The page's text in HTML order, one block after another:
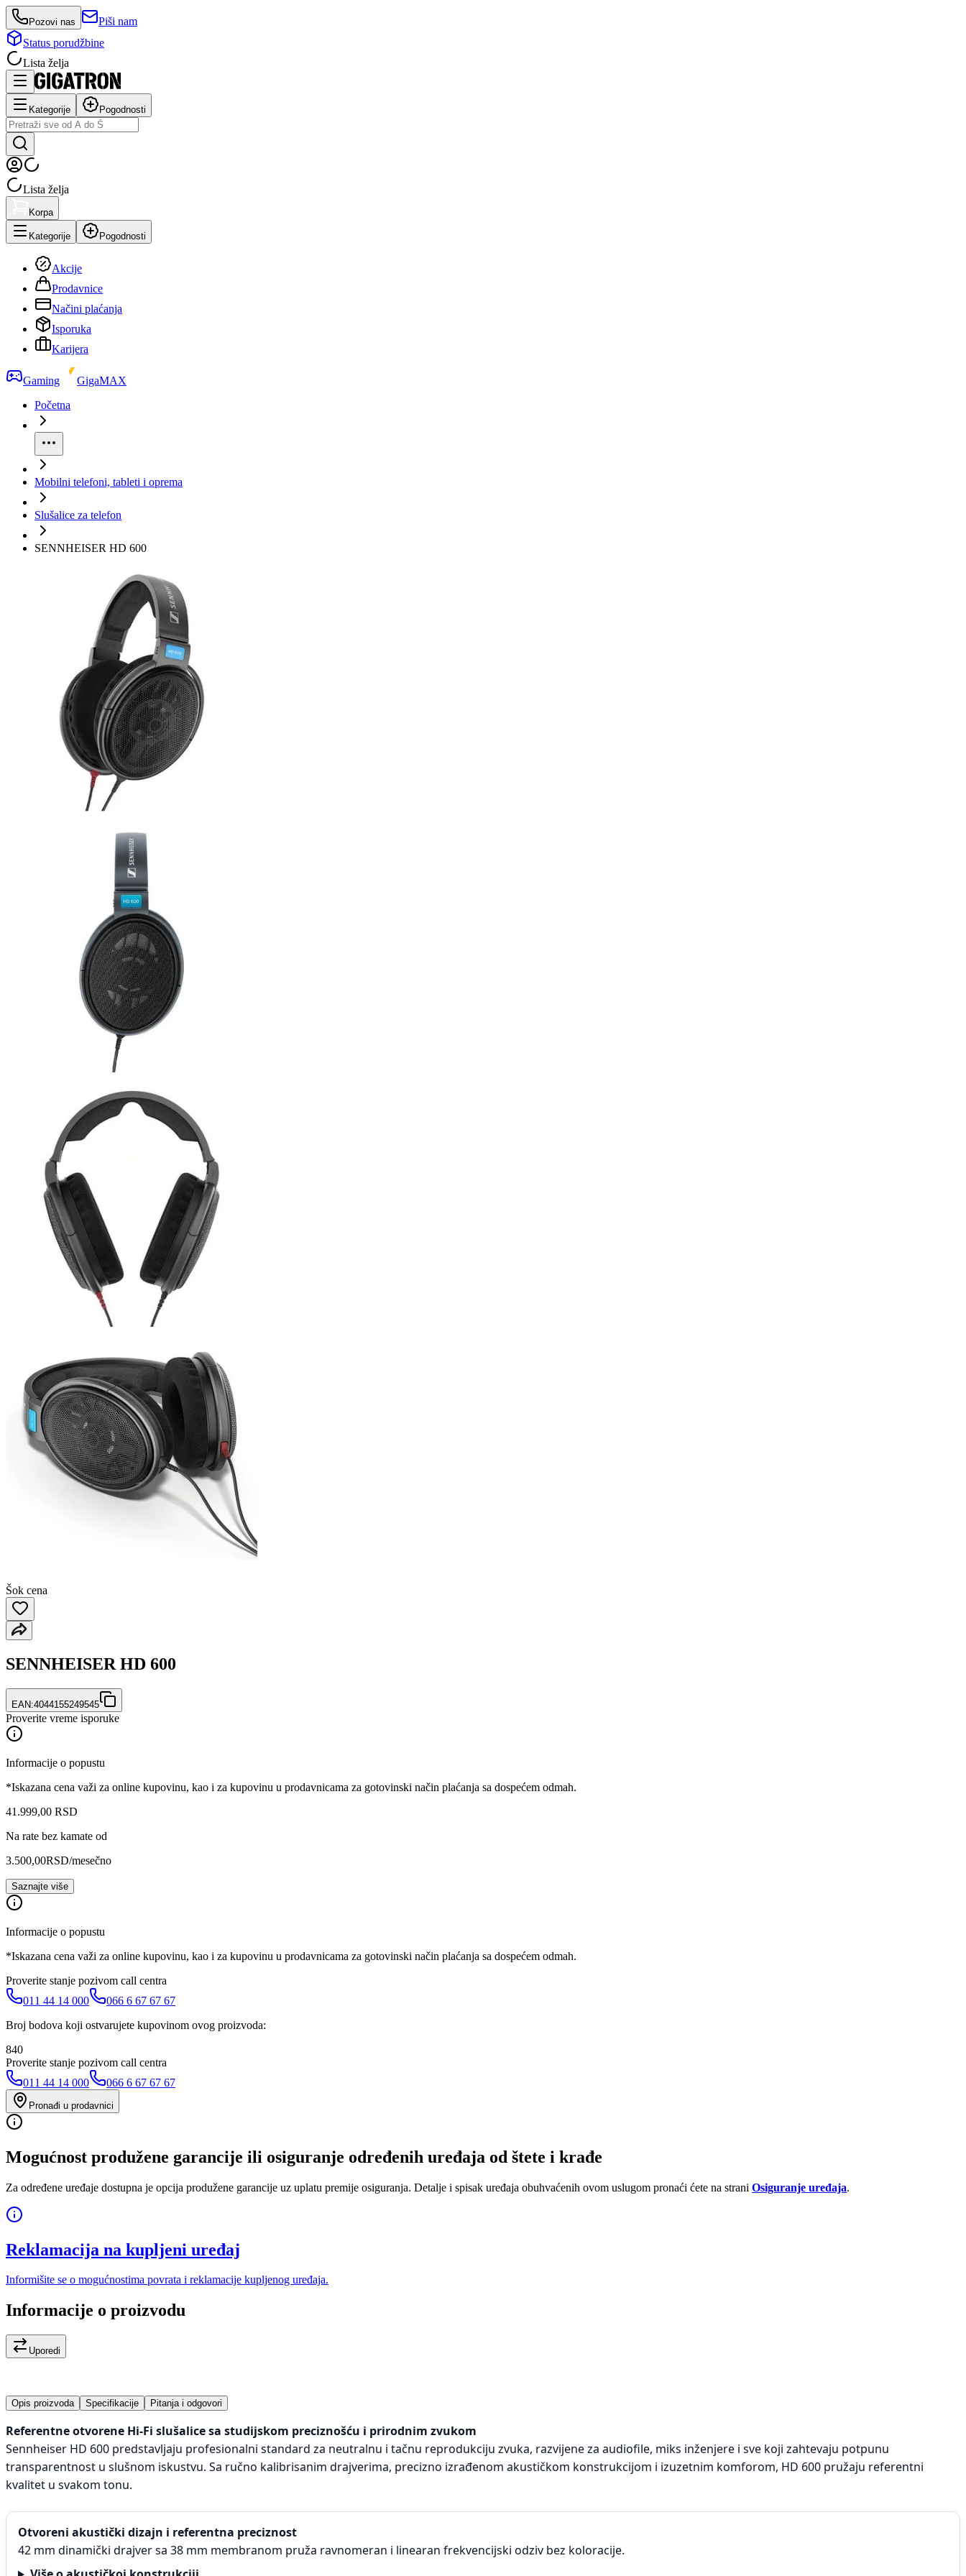
Pozovi nas
Piši nam
Status porudžbine
Lista želja
Kategorije Pogodnosti
Lista želja
Korpa
Kategorije Pogodnosti
Akcije
Prodavnice
Načini plaćanja
Isporuka
Karijera
Gaming
GigaMAX
Početna
Mobilni telefoni, tableti i oprema
Slušalice za telefon
SENNHEISER HD 600
Šok cena
SENNHEISER HD 600
EAN:4044155249545
Proverite vreme isporuke
Informacije o popustu
*Iskazana cena važi za online kupovinu, kao i za kupovinu u prodavnicama za gotovinski način plaćanja sa dospećem odmah.
41.999,00 RSD
Na rate bez kamate od
3.500,00RSD/mesečno
Saznajte više
Informacije o popustu
*Iskazana cena važi za online kupovinu, kao i za kupovinu u prodavnicama za gotovinski način plaćanja sa dospećem odmah.
Proverite stanje pozivom call centra
011 44 14 000
066 6 67 67 67
Broj bodova koji ostvarujete kupovinom ovog proizvoda:
840
Proverite stanje pozivom call centra
011 44 14 000
066 6 67 67 67
Pronađi u prodavnici
Mogućnost produžene garancije ili osiguranje određenih uređaja od štete i krađe
Za određene uređaje dostupna je opcija produžene garancije uz uplatu premije osiguranja. Detalje i spisak uređaja obuhvaćenih ovom uslugom pronaći ćete na strani Osiguranje uređaja.
Reklamacija na kupljeni uređaj
Informišite se o mogućnostima povrata i reklamacije kupljenog uređaja.
Informacije o proizvodu
Uporedi
Opis proizvoda Specifikacije Pitanja i odgovori
Referentne otvorene Hi-Fi slušalice sa studijskom preciznošću i prirodnim zvukom
Sennheiser HD 600 predstavljaju profesionalni standard za neutralnu i tačnu reprodukciju zvuka, razvijene za audiofile, miks inženjere i sve koji zahtevaju potpunu
transparentnost u slušnom iskustvu. Sa ručno kalibrisanim drajverima, precizno izrađenom akustičkom konstrukcijom i izuzetnim komforom, HD 600 pružaju referentni
kvalitet u svakom tonu.
Otvoreni akustički dizajn i referentna preciznost
42 mm dinamički drajver sa 38 mm membranom pruža ravnomeran i linearan frekvencijski odziv bez koloracije.